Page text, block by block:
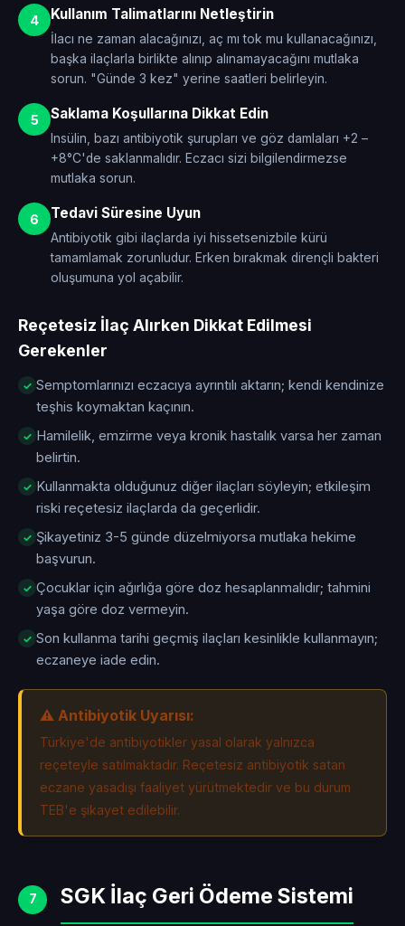
4 Kullanım Talimatlarını Netleştirin
İlacı ne zaman alacağınızı, aç mı tok mu kullanacağınızı,
başka ilaçlarla birlikte alınıp alınamayacağını mutlaka
sorun. "Günde 3 kez" yerine saatleri belirleyin.
5 Saklama Koşullarına Dikkat Edin
Insülin, bazı antibiyotik şurupları ve göz damlaları +2 –
+8°C'de saklanmalıdır. Eczacı sizi bilgilendirmezse
mutlaka sorun.
6 Tedavi Süresine Uyun
Antibiyotik gibi ilaçlarda iyi hissetsenizbile kürü
tamamlamak zorunludur. Erken bırakmak dirençli bakteri
oluşumuna yol açabilir.
Reçetesiz İlaç Alırken Dikkat Edilmesi
Gerekenler
Semptomlarınızı eczacıya ayrıntılı aktarın; kendi kendinize
teşhis koymaktan kaçının.
Hamilelik, emzirme veya kronik hastalık varsa her zaman
belirtin.
Kullanmakta olduğunuz diğer ilaçları söyleyin; etkileşim
riski reçetesiz ilaçlarda da geçerlidir.
Şikayetiniz 3-5 günde düzelmiyorsa mutlaka hekime
başvurun.
Çocuklar için ağırlığa göre doz hesaplanmalıdır; tahmini
yaşa göre doz vermeyin.
Son kullanma tarihi geçmiş ilaçları kesinlikle kullanmayın;
eczaneye iade edin.
⚠️ Antibiyotik Uyarısı:
Türkiye'de antibiyotikler yasal olarak yalnızca
reçeteyle satılmaktadır. Reçetesiz antibiyotik satan
eczane yasadışı faaliyet yürütmektedir ve bu durum
TEB'e şikayet edilebilir.
7 SGK İlaç Geri Ödeme Sistemi